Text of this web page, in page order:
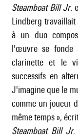
Steamboat Bill Jr.
Lindberg travaillait
à un duo
l'œuvre se fonde
clarinette et le
successifs en
J'imagine que le
comme un joueur
même temps »,
Steamboat Bill Jr.